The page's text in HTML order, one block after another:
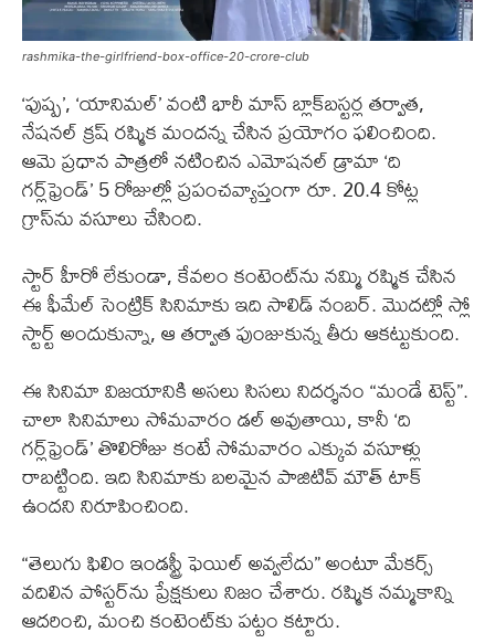
rashmika-the-girlfriend-box-office-20-crore-club
‘పుష్ప’, ‘యానిమల్’ వంటి భారీ మాస్ బ్లాక్‌బస్టర్ల తర్వాత,
నేషనల్ క్రష్ రష్మిక మందన్న చేసిన ప్రయోగం ఫలించింది.
ఆమె ప్రధాన పాత్రలో నటించిన ఎమోషనల్ డ్రామా ‘ది
గర్ల్‌ఫ్రెండ్’ 5 రోజుల్లో ప్రపంచవ్యాప్తంగా రూ. 20.4 కోట్ల
గ్రాస్‌ను వసూలు చేసింది.
స్టార్ హీరో లేకుండా, కేవలం కంటెంట్‌ను నమ్మి రష్మిక చేసిన
ఈ ఫీమేల్ సెంట్రిక్ సినిమాకు ఇది సాలిడ్ నంబర్. మొదట్లో స్లో
స్టార్ట్ అందుకున్నా, ఆ తర్వాత పుంజుకున్న తీరు ఆకట్టుకుంది.
ఈ సినిమా విజయానికి అసలు సిసలు నిదర్శనం “మండే టెస్ట్”.
చాలా సినిమాలు సోమవారం డల్ అవుతాయి, కానీ ‘ది
గర్ల్‌ఫ్రెండ్’ తొలిరోజు కంటే సోమవారం ఎక్కువ వసూళ్లు
రాబట్టింది. ఇది సినిమాకు బలమైన పాజిటివ్ మౌత్ టాక్
ఉందని నిరూపించింది.
“తెలుగు ఫిలిం ఇండస్ట్రీ ఫెయిల్ అవ్వలేదు” అంటూ మేకర్స్
వదిలిన పోస్టర్‌ను ప్రేక్షకులు నిజం చేశారు. రష్మిక నమ్మకాన్ని
ఆదరించి, మంచి కంటెంట్‌కు పట్టం కట్టారు.